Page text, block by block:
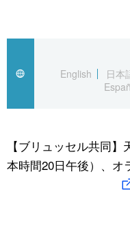
国際
社会
文化
アーカイブ
Japan Data
旅と暮らし
動画/Live
文化
科学・技術
暮らし
スポーツ・東京2020
English
日本
【ブリュッセル共同
本時間20日午後）、オ